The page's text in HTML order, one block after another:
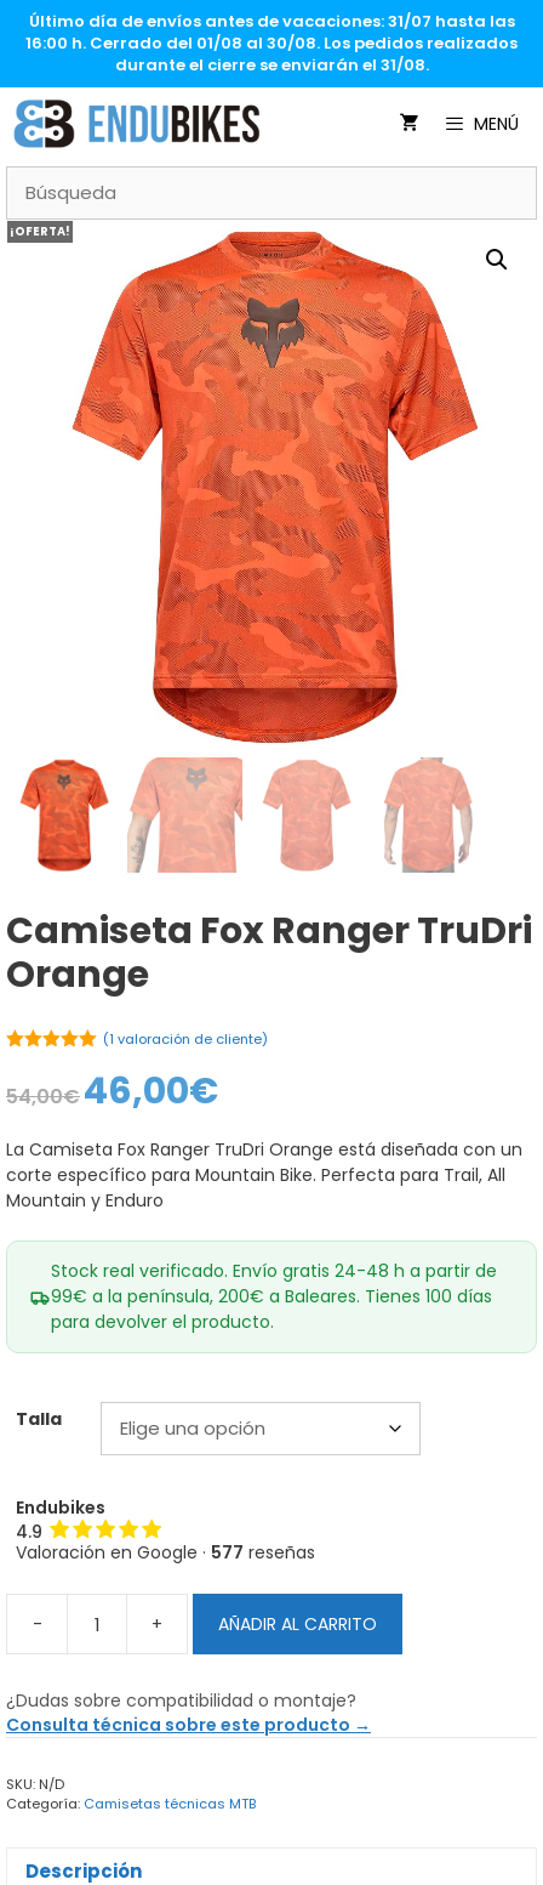
SaltarÚltimo día de envíos antes de vacaciones: 31/07 hasta las
16:00 h. Cerrado del 01/08 al 30/08. Los pedidos realizados
durante el cierre se enviarán el 31/08.
MENÚ
¡OFERTA!
Camiseta Fox Ranger TruDri
Orange
(1 valoración de cliente)
54,00€
El
precio
era:
54,00€.
46,00€El
precio
es:
46,00€.
La Camiseta Fox Ranger TruDri Orange está diseñada con un
corte específico para Mountain Bike. Perfecta para Trail, All
Mountain y Enduro
Stock real verificado. Envío gratis 24-48 h a partir de
99€ a la península, 200€ a Baleares. Tienes 100 días
para devolver el producto.
Talla
Endubikes
4.9
Valoración en Google · 577 reseñas
-
Camiseta
Fox
TruDri
Orange
+ AÑADIR AL CARRITO
¿Dudas sobre compatibilidad o montaje?
Consulta técnica sobre este producto →
SKU: N/D
Categoría: Camisetas técnicas MTB
Descripción